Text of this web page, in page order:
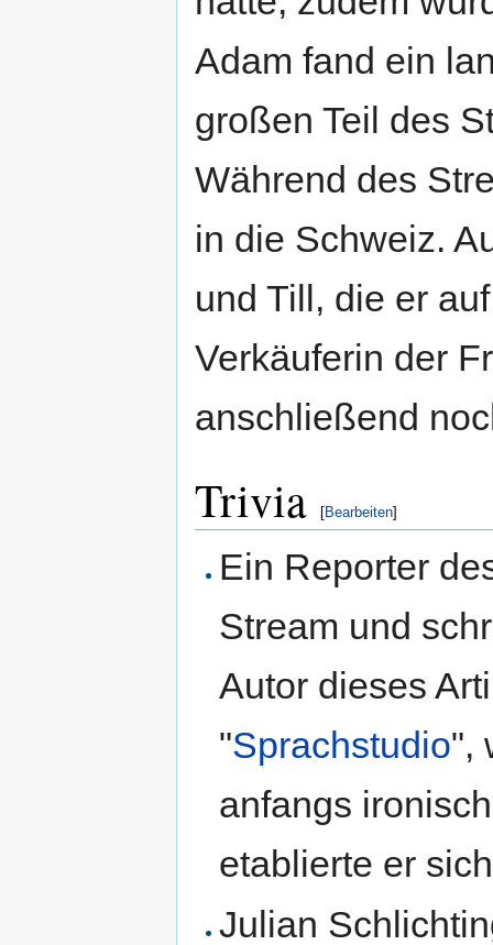
Adam fand ein
großen Teil des
Während des
in die Schweiz.
und Till, die er
Verkäuferin der
anschließend
Trivia [Bearbeiten]
Ein Reporter
Stream und
Autor dieses
"Sprachstudio",
anfangs
etablierte er
Julian